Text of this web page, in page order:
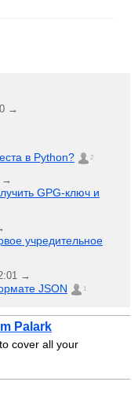
→
в Python? 2
→
GPG-ключ и
учредительное
→
JSON 1
Palark
cover all your